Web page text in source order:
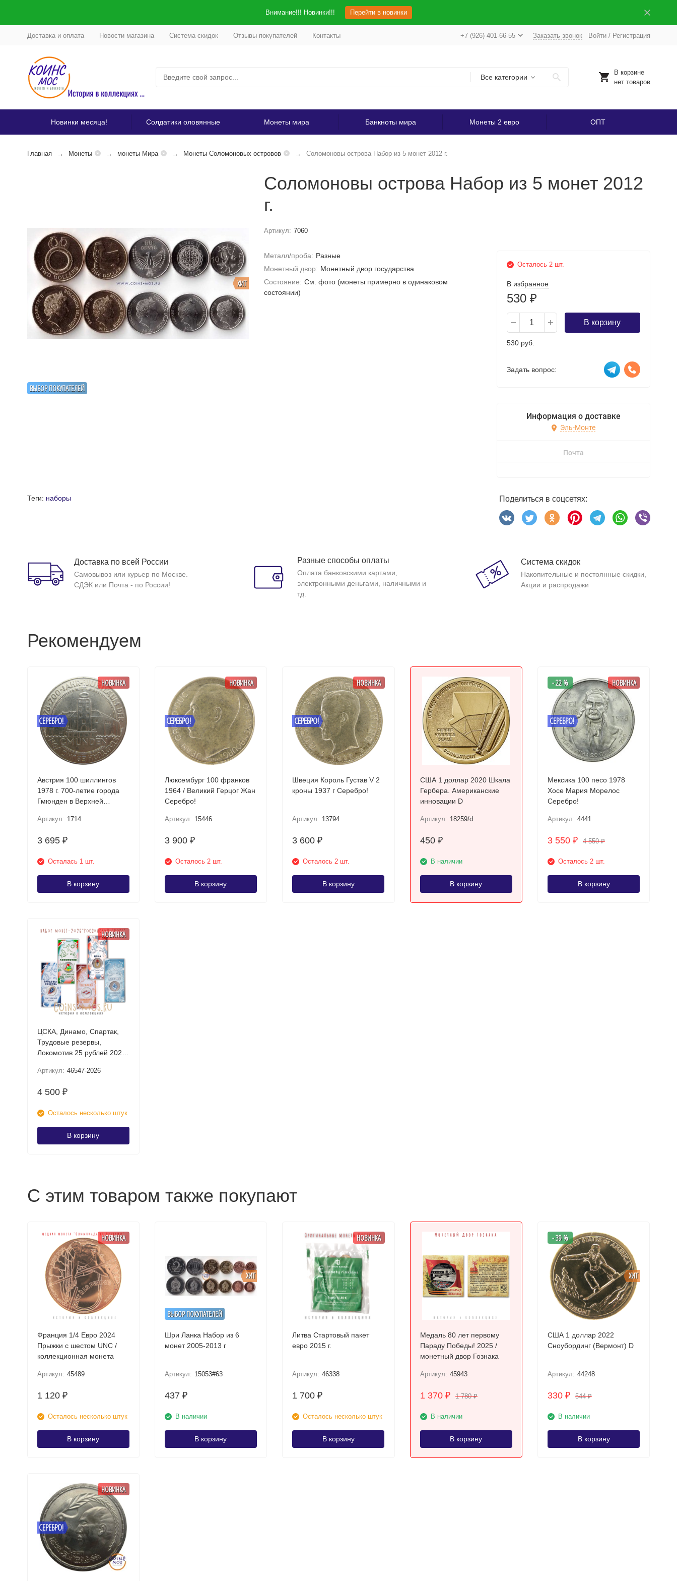
Внимание!!! Новинки!!! Перейти в новинки
Доставка и оплата Новости магазина Система скидок Отзывы покупателей Контакты +7 (926) 401-66-55 Заказать звонок Войти/ Регистрация
Все категории
В корзине
нет товаров
Новинки месяца! Солдатики оловянные Монеты мира Банкноты мира Монеты 2 евро ОПТ
Главная Монеты монеты Мира Монеты Соломоновых островов Соломоновы острова Набор из 5 монет 2012 г.
ВЫБОР ПОКУПАТЕЛЕЙ
ХИТ
Соломоновы острова Набор из 5 монет 2012
г.
Артикул: 7060
Металл/проба: Разные
Монетный двор: Монетный двор государства
Состояние: Cм. фото (монеты примерно в одинаковом
состоянии)
Осталось 2 шт.
В избранное
530 ₽
В корзину
530 руб.
Задать вопрос:
Информация о доставке
Эль-Монте
Почта
Теги: наборы Поделиться в соцсетях:
Доставка по всей России
Самовывоз или курьер по Москве.
СДЭК или Почта - по России!
Разные способы оплаты
Оплата банковскими картами,
электронными деньгами, наличными и
тд.
Система скидок
Накопительные и постоянные скидки,
Акции и распродажи
Рекомендуем
СЕРЕБРО!
НОВИНКА
Австрия 100 шиллингов
1978 г. 700-летие города
Гмюнден в Верхней
Артикул: 1714
3 695 ₽
Осталась 1 шт.
В корзину
СЕРЕБРО!
НОВИНКА
Люксембург 100 франков
1964 / Великий Герцог Жан
Серебро!
Артикул: 15446
3 900 ₽
Осталось 2 шт.
В корзину
СЕРЕБРО!
НОВИНКА
Швеция Король Густав V 2
кроны 1937 г Серебро!
Артикул: 13794
3 600₽
Осталось 2 шт.
В корзину
США 1 доллар 2020 Шкала
Гербера. Американские
инновации D
Артикул: 18259/d
450 ₽
В наличии
В корзину
СЕРЕБРО!
- 22 % НОВИНКА
Мексика 100 песо 1978
Хосе Мария Морелос
Серебро!
Артикул: 4441
3 550₽ 4 550₽
Осталось 2 шт.
В корзину
НОВИНКА
ЦСКА, Динамо, Спартак,
Трудовые резервы,
Локомотив 25 рублей 2026
Набор цветных монет в
Артикул: 46547-2026
4 500 ₽
Осталось несколько штук
В корзину
С этим товаром также покупают
НОВИНКА
Франция 1/4 Евро 2024
Прыжки с шестом UNC /
коллекционная монета
Артикул: 45489
1 120 ₽
Осталось несколько штук
В корзину
ВЫБОР ПОКУПАТЕЛЕЙ
ХИТ
Шри Ланка Набор из 6
монет 2005-2013 г
Артикул: 15053#63
437 ₽
В наличии
В корзину
НОВИНКА
Литва Стартовый пакет
евро 2015 г.
Артикул: 46338
1 700₽
Осталось несколько штук
В корзину
Медаль 80 лет первому
Параду Победы! 2025 /
монетный двор Гознака
Артикул: 45943
1 370 ₽ 1 780₽
В наличии
В корзину
ХИТ
- 39 %
США 1 доллар 2022
Сноубординг (Вермонт) D
Артикул: 44248
330₽ 544₽
В наличии
В корзину
СЕРЕБРО!
НОВИНКА